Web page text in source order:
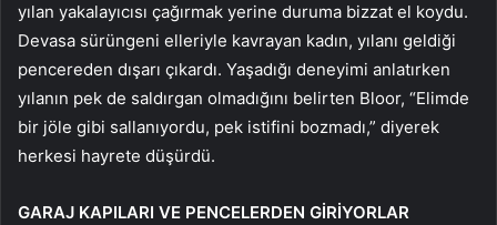
yılan yakalayıcısı çağırmak yerine duruma bizzat el koydu.
Devasa sürüngeni elleriyle kavrayan kadın, yılanı geldiği
pencereden dışarı çıkardı. Yaşadığı deneyimi anlatırken
yılanın pek de saldırgan olmadığını belirten Bloor, “Elimde
bir jöle gibi sallanıyordu, pek istifini bozmadı,” diyerek
herkesi hayrete düşürdü.
GARAJ KAPILARI VE PENCELERDEN GİRİYORLAR